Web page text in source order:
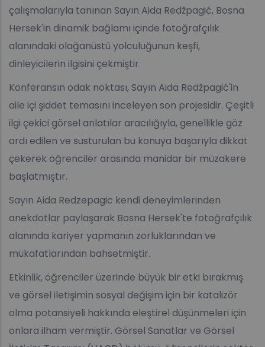
çalışmalarıyla tanınan Sayın Aida Redžpagić, Bosna
Hersek'in dinamik bağlamı içinde fotoğrafçılık
alanındaki olağanüstü yolculuğunun keşfi,
dinleyicilerin ilgisini çekmiştir.
Konferansın odak noktası, Sayın Aida Redžpagić'in
aile içi şiddet temasını inceleyen son projesidir. Çeşitli
ilgi çekici görsel anlatılar aracılığıyla, genellikle göz
ardı edilen ve susturulan bu konuya başarıyla dikkat
çekerek öğrenciler arasında manidar bir müzakere
başlatmıştır.
Sayın Aida Redzepagic kendi deneyimlerinden
anekdotlar paylaşarak Bosna Hersek'te fotoğrafçılık
alanında kariyer yapmanın zorluklarından ve
mükafatlarından bahsetmiştir.
Etkinlik, öğrenciler üzerinde büyük bir etki bırakmış
ve görsel iletişimin sosyal değişim için bir katalizör
olma potansiyeli hakkında eleştirel düşünmeleri için
onlara ilham vermiştir. Görsel Sanatlar ve Görsel